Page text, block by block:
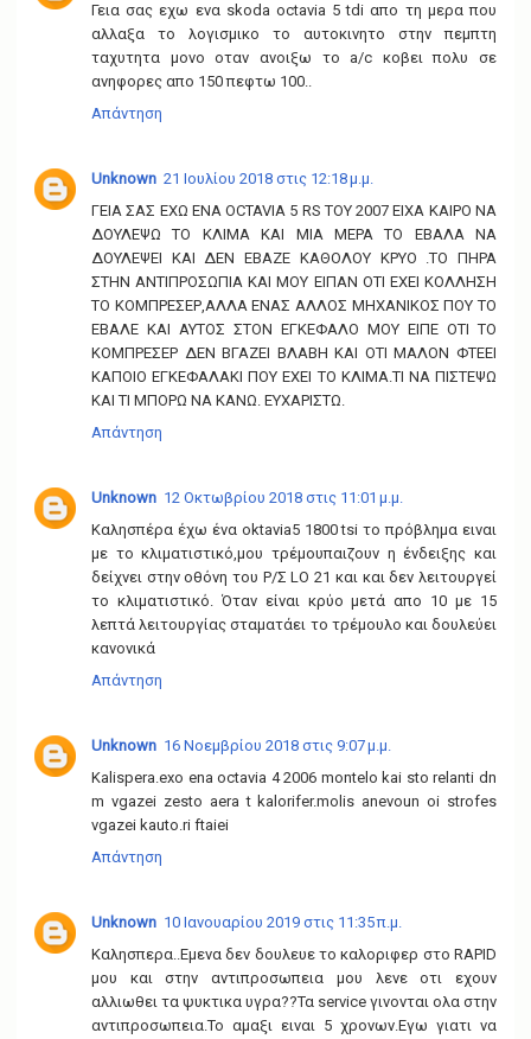
Γεια σας εχω ενα skoda octavia 5 tdi απο τη μερα που
αλλαξα το λογισμικο το αυτοκινητο στην πεμπτη
ταχυτητα μονο οταν ανοιξω το a/c κοβει πολυ σε
ανηφορες απο 150 πεφτω 100..
Απάντηση
Unknown 21 Ιουλίου 2018 στις 12:18 μ.μ.
ΓΕΙΑ ΣΑΣ ΕΧΩ ΕΝΑ OCTAVIA 5 RS ΤΟΥ 2007 ΕΙΧΑ ΚΑΙΡΟ ΝΑ
ΔΟΥΛΕΨΩ ΤΟ ΚΛΙΜΑ ΚΑΙ ΜΙΑ ΜΕΡΑ ΤΟ ΕΒΑΛΑ ΝΑ
ΔΟΥΛΕΨΕΙ ΚΑΙ ΔΕΝ ΕΒΑΖΕ ΚΑΘΟΛΟΥ ΚΡΥΟ .ΤΟ ΠΗΡΑ
ΣΤΗΝ ΑΝΤΙΠΡΟΣΩΠΙΑ ΚΑΙ ΜΟΥ ΕΙΠΑΝ ΟΤΙ ΕΧΕΙ ΚΟΛΛΗΣΗ
ΤΟ ΚΟΜΠΡΕΣΕΡ,ΑΛΛΑ ΕΝΑΣ ΑΛΛΟΣ ΜΗΧΑΝΙΚΟΣ ΠΟΥ ΤΟ
ΕΒΑΛΕ ΚΑΙ ΑΥΤΟΣ ΣΤΟΝ ΕΓΚΕΦΑΛΟ ΜΟΥ ΕΙΠΕ ΟΤΙ ΤΟ
ΚΟΜΠΡΕΣΕΡ ΔΕΝ ΒΓΑΖΕΙ ΒΛΑΒΗ ΚΑΙ ΟΤΙ ΜΑΛΟΝ ΦΤΕΕΙ
ΚΑΠΟΙΟ ΕΓΚΕΦΑΛΑΚΙ ΠΟΥ ΕΧΕΙ ΤΟ ΚΛΙΜΑ.ΤΙ ΝΑ ΠΙΣΤΕΨΩ
ΚΑΙ ΤΙ ΜΠΟΡΩ ΝΑ ΚΑΝΩ. ΕΥΧΑΡΙΣΤΩ.
Απάντηση
Unknown 12 Οκτωβρίου 2018 στις 11:01 μ.μ.
Καλησπέρα έχω ένα oktavia5 1800 tsi το πρόβλημα ειναι
με το κλιματιστικό,μου τρέμουπαιζουν η ένδειξης και
δείχνει στην οθόνη του Ρ/Σ LO 21 και και δεν λειτουργεί
το κλιματιστικό. Όταν είναι κρύο μετά απο 10 με 15
λεπτά λειτουργίας σταματάει το τρέμουλο και δουλεύει
κανονικά
Απάντηση
Unknown 16 Νοεμβρίου 2018 στις 9:07 μ.μ.
Kalispera.exo ena octavia 4 2006 montelo kai sto relanti dn
m vgazei zesto aera t kalorifer.molis anevoun oi strofes
vgazei kauto.ri ftaiei
Απάντηση
Unknown 10 Ιανουαρίου 2019 στις 11:35 π.μ.
Καλησπερα..Εμενα δεν δουλευε το καλοριφερ στο RAPID
μου και στην αντιπροσωπεια μου λενε οτι εχουν
αλλιωθει τα ψυκτικα υγρα??Τα service γινονται ολα στην
αντιπροσωπεια.Το αμαξι ειναι 5 χρονων.Εγω γιατι να